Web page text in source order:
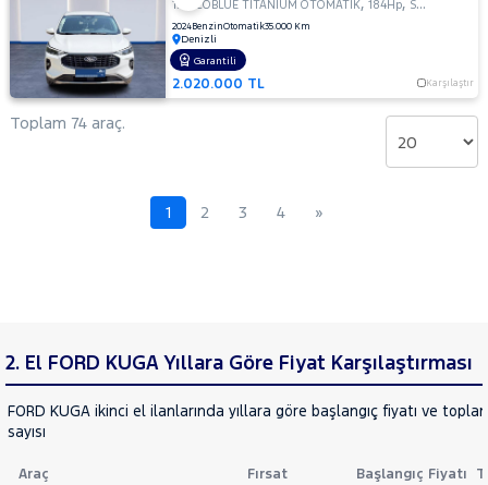
SSANGYONG
SUBARU
TESLA
TOYOTA
1.5 ECOBLUE TITANIUM OTOMATİK 184Hp SUV
2024BenzinOtomatik35.000 Km
Denizli
2.020.000 TL Karşılaştır
Garantili
Toplam 74 araç.
1 2 3 4 »
2. El FORD KUGA Yıllara Göre Fiyat Karşılaştırması
FORD KUGA ikinci el ilanlarında yıllara göre başlangıç fiyatı ve
sayısı
Araç Fırsat Başlangıç Fiyatı